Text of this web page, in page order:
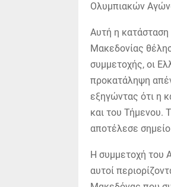
Ολυμπιακών
Αυτή η κατάσταση
Μακεδονίας
συμμετοχής, οι
προκατάληψη
εξηγώντας ότι η
και του Τήμενου.
αποτέλεσε
Η συμμετοχή του
αυτοί